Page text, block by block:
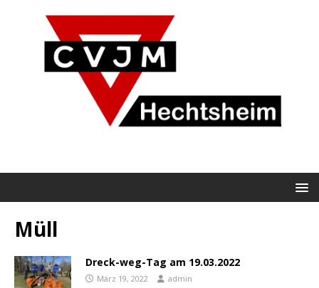
Müll
Dreck-weg-Tag am 19.03.2022
März 19, 2022 admin